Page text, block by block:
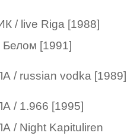
/ live Riga [1988]
[1991]
russian vodka [1989]
/ 1.966 [1995]
Night Kapituliren